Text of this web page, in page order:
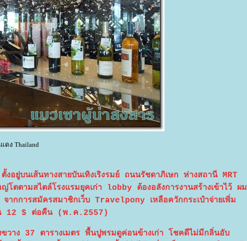
ดง Thailand
ยู่บนเส้นทางสายบันเทิงเริงรมย์ ถนนรัชดาภิเษก ห่างสถานี MRT
โตตามสไตล์โรงแรมยุคเก่า lobby ต้องอลังการงานสร้างเข้าไว้ ผม
ากการสมัครสมาชิกเว็บ Travelpony เหลือควักกระเป๋าจ่ายเพิ่ม
12 $ ต่อคืน (พ.ค.2557)
าง 37 ตารางเมตร พื้นปูพรมดูค่อนข้างเก่า โชคดีไม่มีกลิ่นอับ